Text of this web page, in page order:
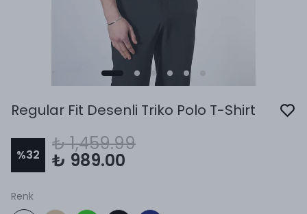
Regular Fit Desenli Triko Polo T-Shirt
%32
₺ 1,459.99
₺ 989.00
Renk